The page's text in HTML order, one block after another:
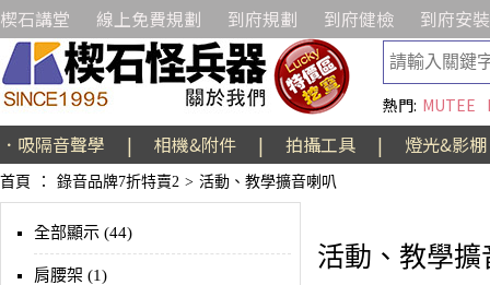
楔石講堂 線上免費規劃 到府規劃 到府健檢 到府安裝
熱門: MUTEE
．吸隔音聲學 | 相機&附件 | 拍攝工具 | 燈光&影棚
首頁 ： 錄音品牌7折特賣2 > 活動、教學擴音喇叭
全部顯示 (44)
肩腰架 (1)
活動、教學擴